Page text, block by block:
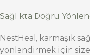
Sağlıkta Doğru
NestHeal, karmaşık
yönlendirmek için size